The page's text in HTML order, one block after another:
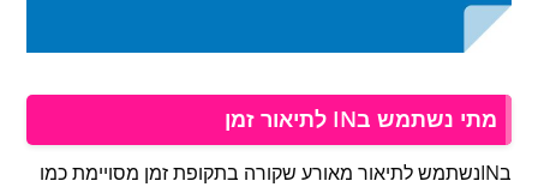
מתי נשתמש בIN לתיאור זמן
בINנשתמש לתיאור מאורע שקורה בתקופת זמן מסויימת כמו